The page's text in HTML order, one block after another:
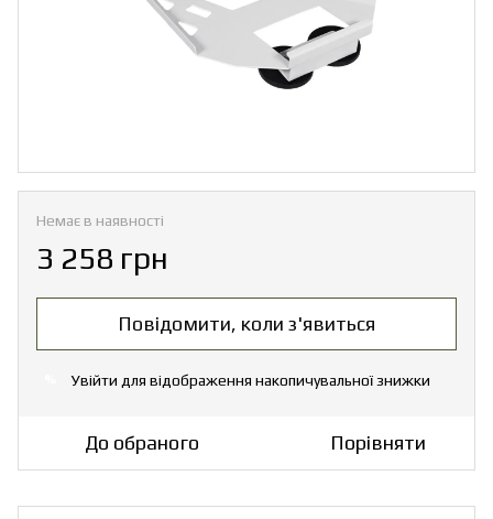
Немає в наявності
3 258 грн
Повідомити, коли з'явиться
Увійти для відображення накопичувальної знижки
До обраного Порівняти